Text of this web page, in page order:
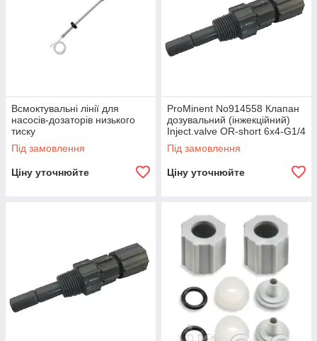
Всмоктувальні лінії для
насосів-дозаторів низького
тиску
Під замовлення
Ціну уточнюйте
ProMinent No914558 Клапан
дозувальний (інжекційний)
Inject.valve OR-short 6x4-G1/4
PCB
Під замовлення
Ціну уточнюйте